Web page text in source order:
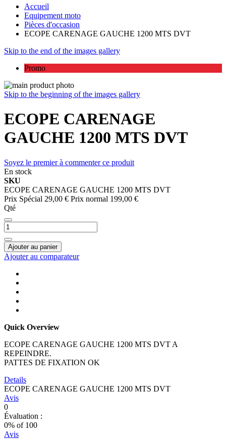
Accueil
Equipement moto
Pièces d'occasion
ECOPE CARENAGE GAUCHE 1200 MTS DVT
Skip to the end of the images gallery
Promo
Skip to the beginning of the images gallery
ECOPE CARENAGE
GAUCHE 1200 MTS DVT
Soyez le premier à commenter ce produit
En stock
SKU
ECOPE CARENAGE GAUCHE 1200 MTS DVT
Prix Spécial 29,00 € Prix normal 199,00 €
Qté
Ajouter au panier
Ajouter au comparateur
Quick Overview
ECOPE CARENAGE GAUCHE 1200 MTS DVT A
REPEINDRE.
PATTES DE FIXATION OK
Details
ECOPE CARENAGE GAUCHE 1200 MTS DVT
Avis
0
Évaluation :
0% of 100
Avis